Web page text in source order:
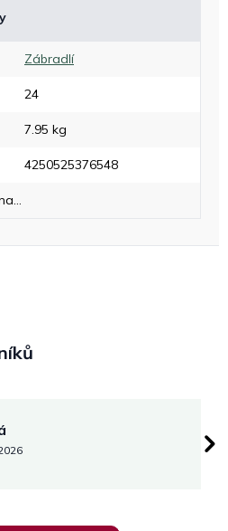
Zábradlí
24
7.95 kg
4250525376548
5 z 5 hvězdiček.